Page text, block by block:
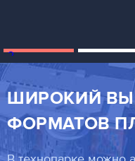
2
ШИРОКИЙ
ФОРМАТОВ